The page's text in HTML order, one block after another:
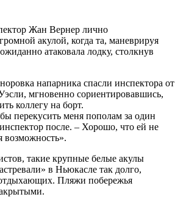
Жан Вернер лично
акулой, когда та, маневрируя
атаковала лодку, столкнув
напарника спасли инспектора от
мгновенно сориентировавшись,
коллегу на борт.
перекусить меня пополам за один
после. – Хорошо, что ей не
возможность».
такие крупные белые акулы
в Ньюкасле так долго,
Пляжи побережья